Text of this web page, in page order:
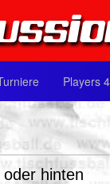
Players
hinten